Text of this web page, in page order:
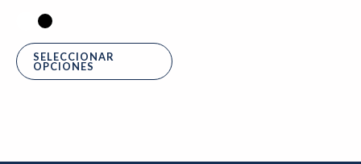
SELECCIONAR
OPCIONES